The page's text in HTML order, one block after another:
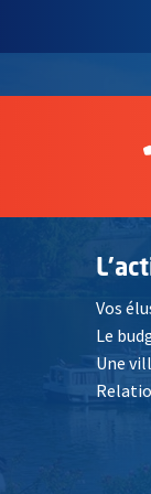
Vos
Le
Une